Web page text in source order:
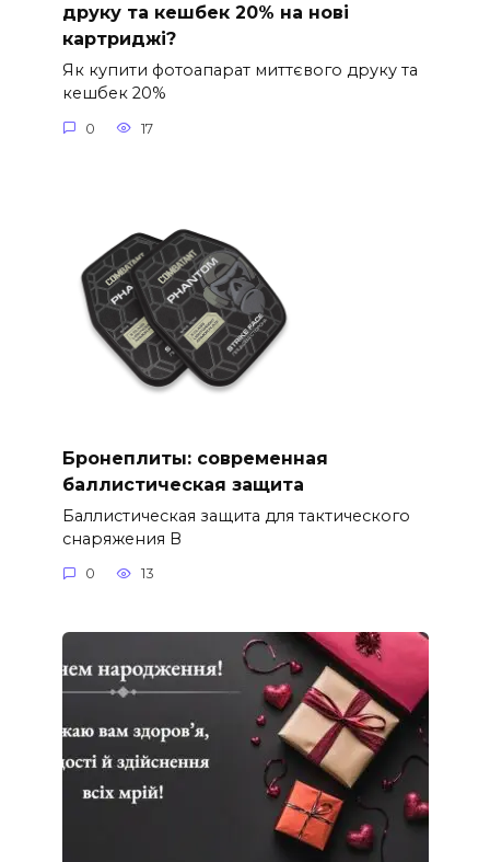
друку та кешбек 20% на нові
картриджі?
Як купити фотоапарат миттєвого друку та
кешбек 20%
0 17
Бронеплиты: современная
баллистическая защита
Баллистическая защита для тактического
снаряжения В
0 13